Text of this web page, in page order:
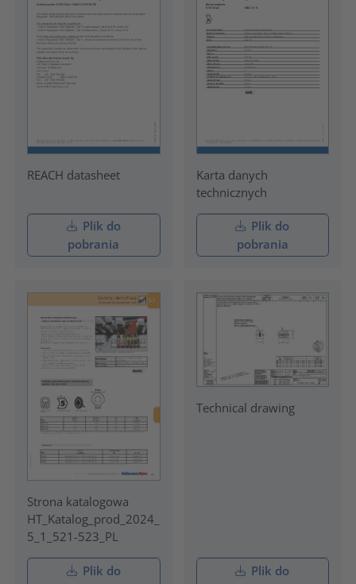
REACH datasheet
Plik do
pobrania
Karta danych
technicznych
Plik do
pobrania
Strona katalogowa
HT_Katalog_prod_2024_
5_1_521-523_PL
Plik do
Technical drawing
Plik do